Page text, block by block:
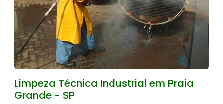
Limpeza Técnica Industrial em Praia
Grande - SP